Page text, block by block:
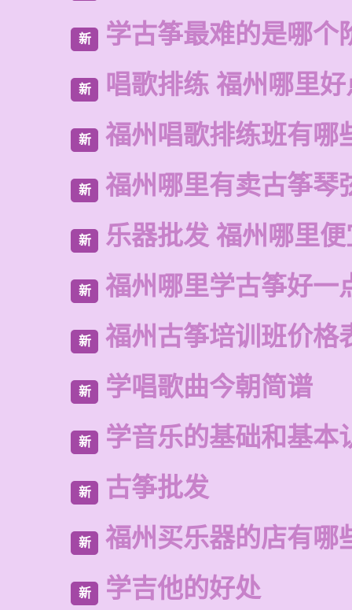
新 学古筝最难的是哪个
新 唱歌排练 福州哪里好
新 福州唱歌排练班有哪
新 福州哪里有卖古筝琴
新 乐器批发 福州哪里
新 福州哪里学古筝好一
新 福州古筝培训班价格
新 学唱歌曲今朝简谱
新 学音乐的基础和基本
新 古筝批发
新 福州买乐器的店有哪
新 学吉他的好处